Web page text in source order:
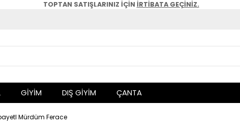
TOPTAN SATIŞLARINIZ İÇİN İRTİBATA GEÇİNİZ.
GİYİM DIŞ GİYİM ÇANTA
Mürdüm Ferace